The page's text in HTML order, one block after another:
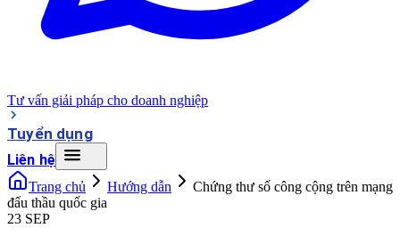
Tư vấn giải pháp cho doanh nghiệp
Tuyển dụng
Liên hệ
Trang chủ Hướng dẫn
Chứng thư số công cộng trên mạng
đấu thầu quốc gia
23 SEP